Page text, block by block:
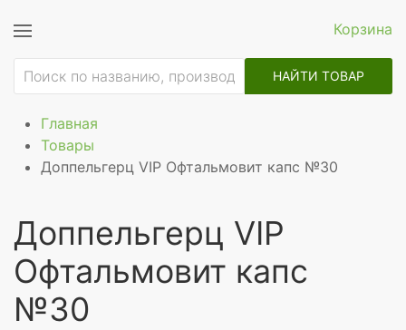
Корзина
НАЙТИ ТОВАР
Главная
Товары
Доппельгерц VIP Офтальмовит капс №30
Доппельгерц VIP
Офтальмовит капс
№30